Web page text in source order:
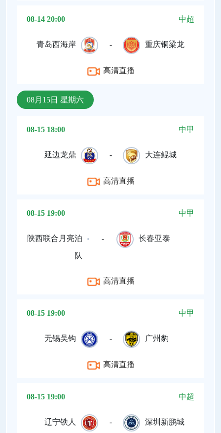
08-14 20:00 中超
青岛西海岸 - 重庆铜梁龙
高清直播
08月15日 星期六
08-15 18:00 中甲
延边龙鼎 - 大连鲲城
高清直播
08-15 19:00 中甲
陕西联合月亮泊
队
- 长春亚泰
高清直播
08-15 19:00 中甲
无锡吴钩 - 广州豹
高清直播
08-15 19:00 中超
辽宁铁人 - 深圳新鹏城